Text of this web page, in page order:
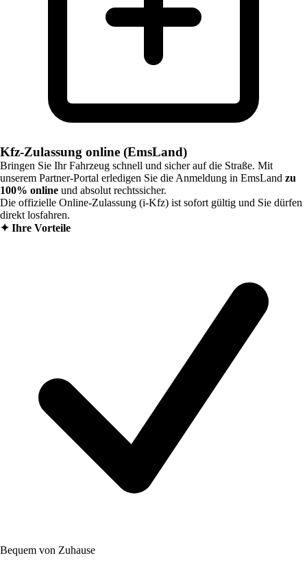
Kfz-Zulassung online (EmsLand)
Bringen Sie Ihr Fahrzeug schnell und sicher auf die Straße. Mit
unserem Partner-Portal erledigen Sie die Anmeldung in EmsLand zu
100% online und absolut rechtssicher.
Die offizielle Online-Zulassung (i-Kfz) ist sofort gültig und Sie dürfen
direkt losfahren.
✦ Ihre Vorteile
Bequem von Zuhause